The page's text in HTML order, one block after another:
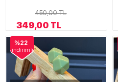
450,00 TL
349,00 TL
%22
indirimli